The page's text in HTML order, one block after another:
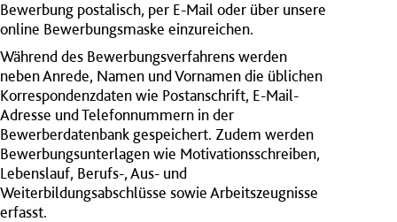
Bewerbung postalisch, per E-Mail oder über unsere
online Bewerbungsmaske einzureichen.
Während des Bewerbungsverfahrens werden
neben Anrede, Namen und Vornamen die üblichen
Korrespondenzdaten wie Postanschrift, E-Mail-
Adresse und Telefonnummern in der
Bewerberdatenbank gespeichert. Zudem werden
Bewerbungsunterlagen wie Motivationsschreiben,
Lebenslauf, Berufs-, Aus- und
Weiterbildungsabschlüsse sowie Arbeitszeugnisse
erfasst.